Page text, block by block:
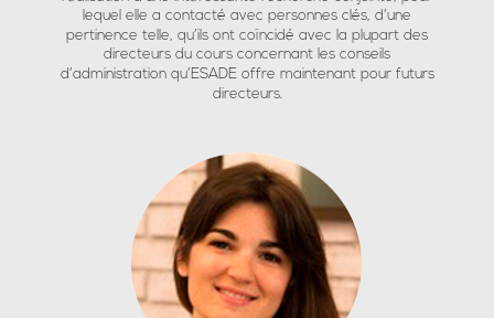
lequel elle a contacté avec personnes clés, d’une
pertinence telle, qu’ils ont coïncidé avec la plupart des
directeurs du cours concernant les conseils
d’administration qu’ESADE offre maintenant pour futurs
directeurs.